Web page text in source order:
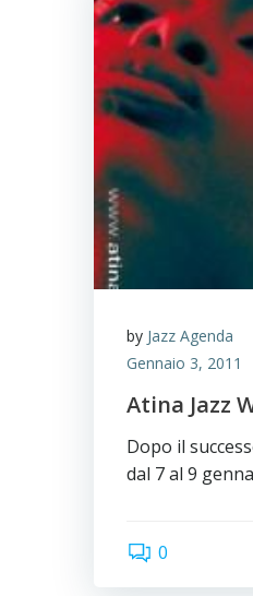
by Jazz Agenda
Gennaio 3, 2011
Atina Jazz
Dopo il
dal 7 al 9
0